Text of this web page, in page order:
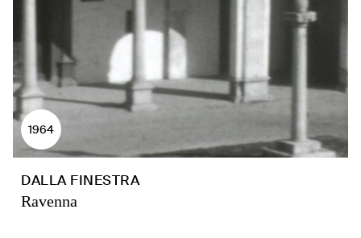
1964
DALLA FINESTRA
Ravenna